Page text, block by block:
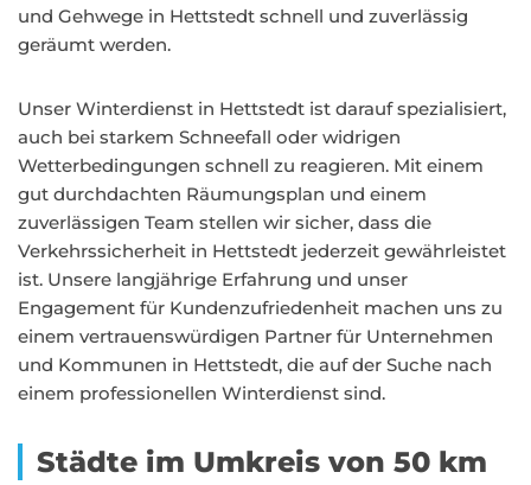
und Gehwege in Hettstedt schnell und zuverlässig
geräumt werden.
Unser Winterdienst in Hettstedt ist darauf spezialisiert,
auch bei starkem Schneefall oder widrigen
Wetterbedingungen schnell zu reagieren. Mit einem
gut durchdachten Räumungsplan und einem
zuverlässigen Team stellen wir sicher, dass die
Verkehrssicherheit in Hettstedt jederzeit gewährleistet
ist. Unsere langjährige Erfahrung und unser
Engagement für Kundenzufriedenheit machen uns zu
einem vertrauenswürdigen Partner für Unternehmen
und Kommunen in Hettstedt, die auf der Suche nach
einem professionellen Winterdienst sind.
Städte im Umkreis von 50 km